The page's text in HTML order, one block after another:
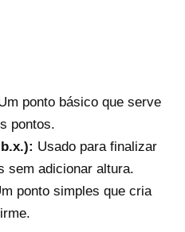
ponto básico que serve
pontos.
Usado para finalizar
sem adicionar altura.
ponto simples que cria